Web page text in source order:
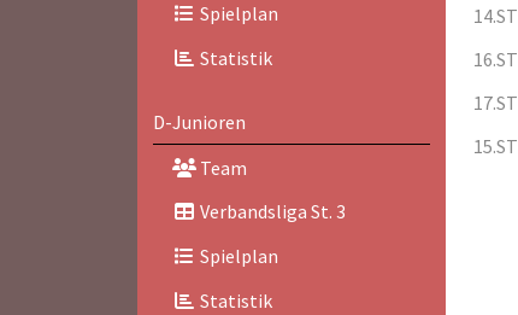
Spielplan
Statistik
D-Junioren
Team
Verbandsliga St. 3
Spielplan
Statistik
14.ST
16.ST
17.ST
15.ST